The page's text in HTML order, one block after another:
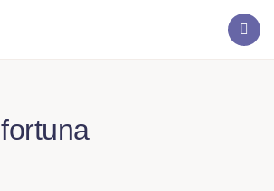
fortuna